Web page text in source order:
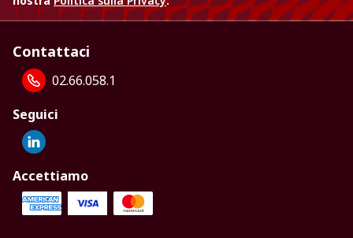
Contattaci
02.66.058.1
Seguici
Accettiamo